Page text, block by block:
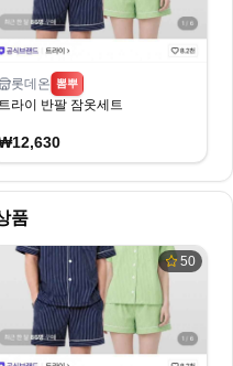
롯데온 뽐뿌
트라이 반팔 잠옷세트
품
50